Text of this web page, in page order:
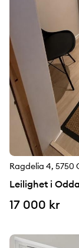
Ragdelia 4, 5750
Leilighet i
17 000 kr